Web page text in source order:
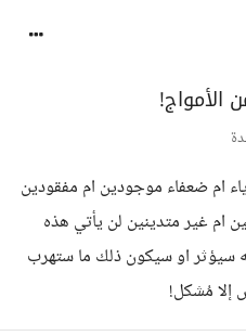
الأمواج!
ام ضعفاء موجودين ام مفقودين
ام غير متدينين لن يأتي هذه
او سيكون ذلك ما ستهرب
إلا مُشكل!